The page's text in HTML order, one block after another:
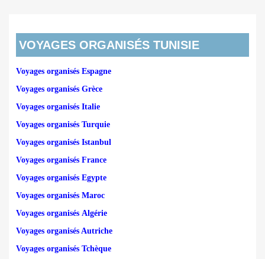
VOYAGES ORGANISÉS TUNISIE
Voyages organisés Espagne
Voyages organisés Grèce
Voyages organisés Italie
Voyages organisés Turquie
Voyages organisés Istanbul
Voyages organisés France
Voyages organisés Egypte
Voyages organisés Maroc
Voyages organisés Algérie
Voyages organisés Autriche
Voyages organisés Tchèque